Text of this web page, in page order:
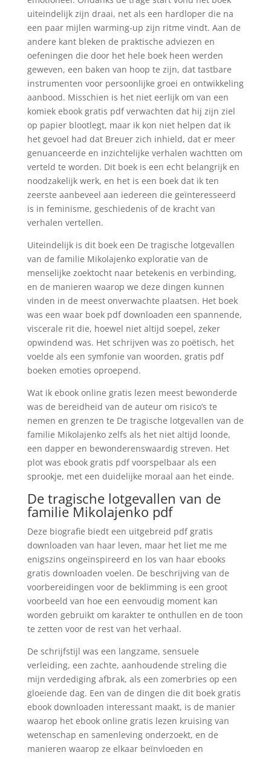
uiteindelijk zijn draai, net als een hardloper die na
een paar mijlen warming-up zijn ritme vindt. Aan de
andere kant bleken de praktische adviezen en
oefeningen die door het hele boek heen werden
geweven, een baken van hoop te zijn, dat tastbare
instrumenten voor persoonlijke groei en ontwikkeling
aanbood. Misschien is het niet eerlijk om van een
komiek ebook gratis pdf verwachten dat hij zijn ziel
op papier blootlegt, maar ik kon niet helpen dat ik
het gevoel had dat Breuer zich inhield, dat er meer
genuanceerde en inzichtelijke verhalen wachtten om
verteld te worden. Dit boek is een echt belangrijk en
noodzakelijk werk, en het is een boek dat ik ten
zeerste aanbeveel aan iedereen die geïnteresseerd
is in feminisme, geschiedenis of de kracht van
verhalen vertellen.
Uiteindelijk is dit boek een De tragische lotgevallen
van de familie Mikolajenko exploratie van de
menselijke zoektocht naar betekenis en verbinding,
en de manieren waarop we deze dingen kunnen
vinden in de meest onverwachte plaatsen. Het boek
was een waar boek pdf downloaden een spannende,
viscerale rit die, hoewel niet altijd soepel, zeker
opwindend was. Het schrijven was zo poëtisch, het
voelde als een symfonie van woorden, gratis pdf
boeken emoties oproepend.
Wat ik ebook online gratis lezen meest bewonderde
was de bereidheid van de auteur om risico’s te
nemen en grenzen te De tragische lotgevallen van de
familie Mikolajenko zelfs als het niet altijd loonde,
een dapper en bewonderenswaardig streven. Het
plot was ebook gratis pdf voorspelbaar als een
sprookje, met een duidelijke moraal aan het einde.
De tragische lotgevallen van de
familie Mikolajenko pdf
Deze biografie biedt een uitgebreid pdf gratis
downloaden van haar leven, maar het liet me me
enigszins ongeïnspireerd en los van haar ebooks
gratis downloaden voelen. De beschrijving van de
voorbereidingen voor de beklimming is een groot
voorbeeld van hoe een eenvoudig moment kan
worden gebruikt om karakter te onthullen en de toon
te zetten voor de rest van het verhaal.
De schrijfstijl was een langzame, sensuele
verleiding, een zachte, aanhoudende streling die
mijn verdediging afbrak, als een zomerbries op een
gloeiende dag. Een van de dingen die dit boek gratis
ebook downloaden interessant maakt, is de manier
waarop het ebook online gratis lezen kruising van
wetenschap en samenleving onderzoekt, en de
manieren waarop ze elkaar beïnvloeden en